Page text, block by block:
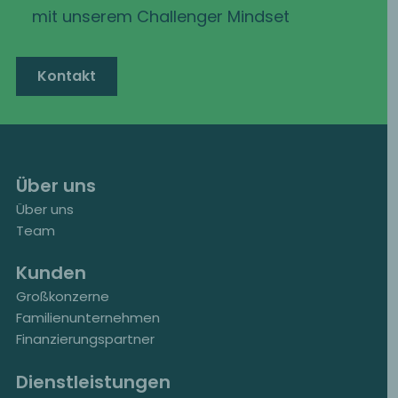
mit unserem Challenger Mindset
Kontakt
Über uns
Über uns
Team
Kunden
Großkonzerne
Familienunternehmen
Finanzierungspartner
Dienstleistungen